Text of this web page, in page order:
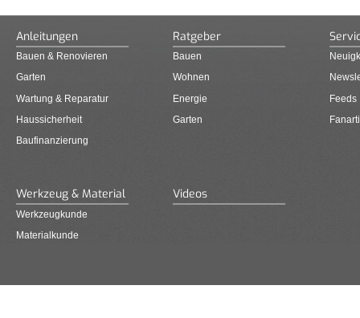
Anleitungen
Bauen & Renovieren
Garten
Wartung & Reparatur
Haussicherheit
Baufinanzierung
Ratgeber
Bauen
Wohnen
Energie
Garten
Feeds
Werkzeug & Material
Werkzeugkunde
Materialkunde
Videos